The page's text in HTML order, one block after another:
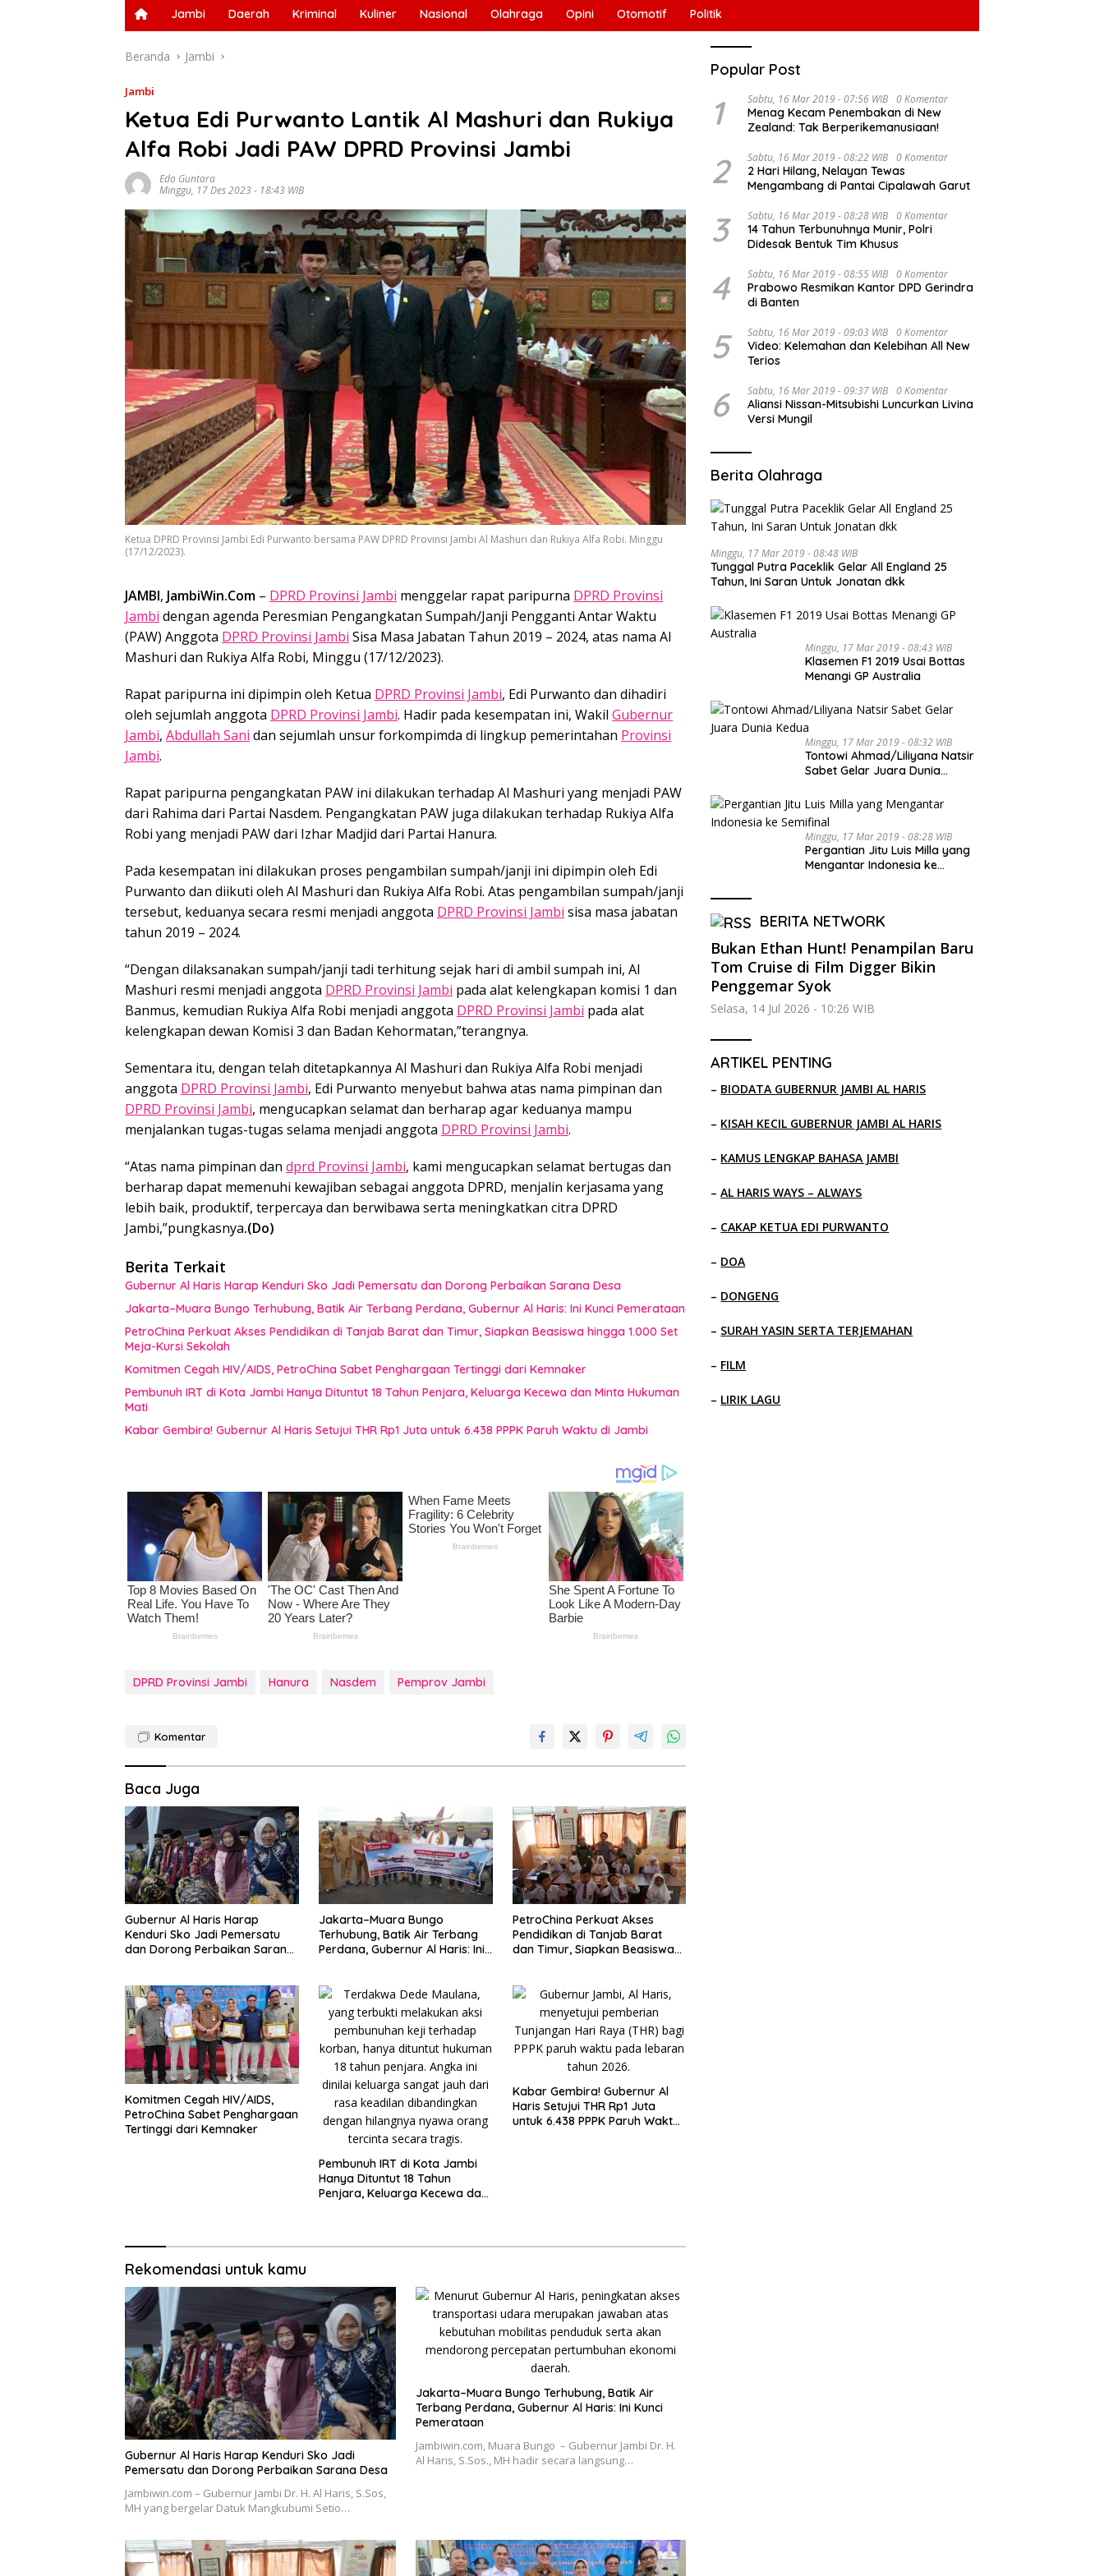
Jambi Daerah Kriminal Kuliner Nasional Olahraga Opini Otomotif Politik
Beranda Jambi
Jambi
Ketua Edi Purwanto Lantik Al Mashuri dan Rukiya
Alfa Robi Jadi PAW DPRD Provinsi Jambi
Edo Guntara
Minggu, 17 Des 2023 - 18:43 WIB
Ketua DPRD Provinsi Jambi Edi Purwanto bersama PAW DPRD Provinsi Jambi Al Mashuri dan Rukiya Alfa Robi. Minggu
(17/12/2023).
JAMBI, JambiWin.Com – DPRD Provinsi Jambi menggelar rapat paripurna DPRD Provinsi
Jambi dengan agenda Peresmian Pengangkatan Sumpah/Janji Pengganti Antar Waktu
(PAW) Anggota DPRD Provinsi Jambi Sisa Masa Jabatan Tahun 2019 – 2024, atas nama Al
Mashuri dan Rukiya Alfa Robi, Minggu (17/12/2023).
Rapat paripurna ini dipimpin oleh Ketua DPRD Provinsi Jambi, Edi Purwanto dan dihadiri
oleh sejumlah anggota DPRD Provinsi Jambi. Hadir pada kesempatan ini, Wakil Gubernur
Jambi, Abdullah Sani dan sejumlah unsur forkompimda di lingkup pemerintahan Provinsi
Jambi.
Rapat paripurna pengangkatan PAW ini dilakukan terhadap Al Mashuri yang menjadi PAW
dari Rahima dari Partai Nasdem. Pengangkatan PAW juga dilakukan terhadap Rukiya Alfa
Robi yang menjadi PAW dari Izhar Madjid dari Partai Hanura.
Pada kesempatan ini dilakukan proses pengambilan sumpah/janji ini dipimpin oleh Edi
Purwanto dan diikuti oleh Al Mashuri dan Rukiya Alfa Robi. Atas pengambilan sumpah/janji
tersebut, keduanya secara resmi menjadi anggota DPRD Provinsi Jambi sisa masa jabatan
tahun 2019 – 2024.
“Dengan dilaksanakan sumpah/janji tadi terhitung sejak hari di ambil sumpah ini, Al
Mashuri resmi menjadi anggota DPRD Provinsi Jambi pada alat kelengkapan komisi 1 dan
Banmus, kemudian Rukiya Alfa Robi menjadi anggota DPRD Provinsi Jambi pada alat
kelengkapan dewan Komisi 3 dan Badan Kehormatan,”terangnya.
Sementara itu, dengan telah ditetapkannya Al Mashuri dan Rukiya Alfa Robi menjadi
anggota DPRD Provinsi Jambi, Edi Purwanto menyebut bahwa atas nama pimpinan dan
DPRD Provinsi Jambi, mengucapkan selamat dan berharap agar keduanya mampu
menjalankan tugas-tugas selama menjadi anggota DPRD Provinsi Jambi.
“Atas nama pimpinan dan dprd Provinsi Jambi, kami mengucapkan selamat bertugas dan
berharap dapat memenuhi kewajiban sebagai anggota DPRD, menjalin kerjasama yang
lebih baik, produktif, terpercaya dan berwibawa serta meningkatkan citra DPRD
Jambi,”pungkasnya.(Do)
Berita Terkait
Gubernur Al Haris Harap Kenduri Sko Jadi Pemersatu dan Dorong Perbaikan Sarana Desa
Jakarta–Muara Bungo Terhubung, Batik Air Terbang Perdana, Gubernur Al Haris: Ini Kunci Pemerataan
PetroChina Perkuat Akses Pendidikan di Tanjab Barat dan Timur, Siapkan Beasiswa hingga 1.000 Set
Meja-Kursi Sekolah
Komitmen Cegah HIV/AIDS, PetroChina Sabet Penghargaan Tertinggi dari Kemnaker
Pembunuh IRT di Kota Jambi Hanya Dituntut 18 Tahun Penjara, Keluarga Kecewa dan Minta Hukuman
Mati
Kabar Gembira! Gubernur Al Haris Setujui THR Rp1 Juta untuk 6.438 PPPK Paruh Waktu di Jambi
DPRD Provinsi Jambi Hanura Nasdem Pemprov Jambi
Komentar
Baca Juga
Gubernur Al Haris Harap
Kenduri Sko Jadi Pemersatu
dan Dorong Perbaikan Sarana
Jakarta–Muara Bungo
Terhubung, Batik Air Terbang
Perdana, Gubernur Al Haris: Ini
PetroChina Perkuat Akses
Pendidikan di Tanjab Barat
dan Timur, Siapkan Beasiswa
Komitmen Cegah HIV/AIDS,
PetroChina Sabet Penghargaan
Tertinggi dari Kemnaker
Pembunuh IRT di Kota Jambi
Hanya Dituntut 18 Tahun
Penjara, Keluarga Kecewa dan
Kabar Gembira! Gubernur Al
Haris Setujui THR Rp1 Juta
untuk 6.438 PPPK Paruh Waktu
Rekomendasi untuk kamu
Gubernur Al Haris Harap Kenduri Sko Jadi
Pemersatu dan Dorong Perbaikan Sarana Desa
Jambiwin.com – Gubernur Jambi Dr. H. Al Haris, S.Sos,
MH yang bergelar Datuk Mangkubumi Setio…
Jakarta–Muara Bungo Terhubung, Batik Air
Terbang Perdana, Gubernur Al Haris: Ini Kunci
Pemerataan
Jambiwin.com, Muara Bungo – Gubernur Jambi Dr. H.
Al Haris, S.Sos., MH hadir secara langsung…
Popular Post
1 Sabtu, 16 Mar 2019 - 07:56 WIB 0 Komentar
Menag Kecam Penembakan di New
Zealand: Tak Berperikemanusiaan!
2 Sabtu, 16 Mar 2019 - 08:22 WIB 0 Komentar
2 Hari Hilang, Nelayan Tewas
Mengambang di Pantai Cipalawah Garut
3 Sabtu, 16 Mar 2019 - 08:28 WIB 0 Komentar
14 Tahun Terbunuhnya Munir, Polri
Didesak Bentuk Tim Khusus
4 Sabtu, 16 Mar 2019 - 08:55 WIB 0 Komentar
Prabowo Resmikan Kantor DPD Gerindra
di Banten
5 Sabtu, 16 Mar 2019 - 09:03 WIB 0 Komentar
Video: Kelemahan dan Kelebihan All New
Terios
6 Sabtu, 16 Mar 2019 - 09:37 WIB 0 Komentar
Aliansi Nissan-Mitsubishi Luncurkan Livina
Versi Mungil
Berita Olahraga
Minggu, 17 Mar 2019 - 08:48 WIB
Tunggal Putra Paceklik Gelar All England 25
Tahun, Ini Saran Untuk Jonatan dkk
Minggu, 17 Mar 2019 - 08:43 WIB
Klasemen F1 2019 Usai Bottas
Menangi GP Australia
Minggu, 17 Mar 2019 - 08:32 WIB
Tontowi Ahmad/Liliyana Natsir
Sabet Gelar Juara Dunia
Minggu, 17 Mar 2019 - 08:28 WIB
Pergantian Jitu Luis Milla yang
Mengantar Indonesia ke
BERITA NETWORK
Bukan Ethan Hunt! Penampilan Baru
Tom Cruise di Film Digger Bikin
Penggemar Syok
Selasa, 14 Jul 2026 - 10:26 WIB
ARTIKEL PENTING
– BIODATA GUBERNUR JAMBI AL HARIS
– KISAH KECIL GUBERNUR JAMBI AL HARIS
– KAMUS LENGKAP BAHASA JAMBI
–AL HARIS WAYS – ALWAYS
– CAKAP KETUA EDI PURWANTO
– DOA
– DONGENG
– SURAH YASIN SERTA TERJEMAHAN
– FILM
– LIRIK LAGU